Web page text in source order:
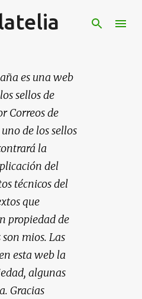
principal
es una web
sellos de
Correos de
de los sellos
la
del
técnicos del
que
propiedad de
mios. Las
esta web la
algunas
Gracias